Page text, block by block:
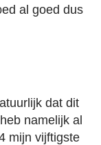
al goed dus
dat dit
namelijk al
mijn vijftigste